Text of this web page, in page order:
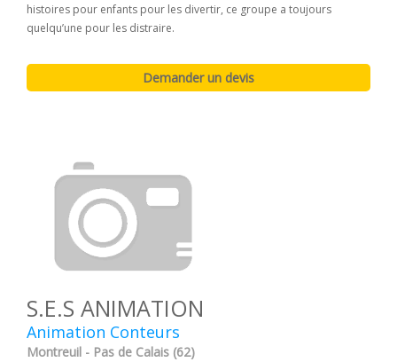
histoires pour enfants pour les divertir, ce groupe a toujours
quelqu’une pour les distraire.
S.E.S ANIMATION
Animation Conteurs
Montreuil - Pas de Calais (62)